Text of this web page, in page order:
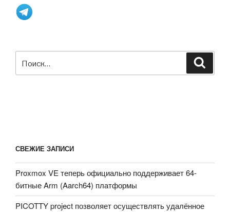
СВЕЖИЕ ЗАПИСИ
Proxmox VE теперь официально поддерживает 64-
битные Arm (Aarch64) платформы
PICOTTY project позволяет осуществлять удалённое